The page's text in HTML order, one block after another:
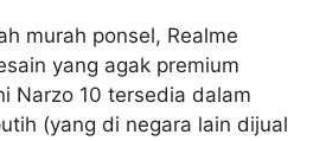
murah ponsel, Realme
yang agak premium
Narzo 10 tersedia dalam
(yang di negara lain dijual